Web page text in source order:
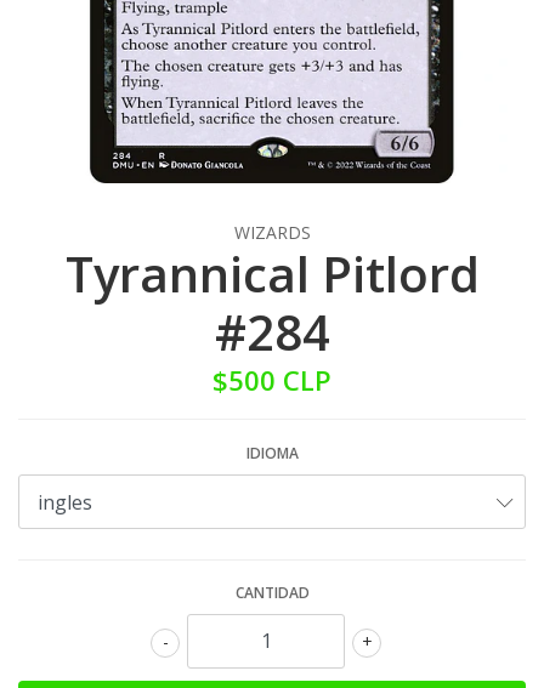
WIZARDS
Tyrannical Pitlord
#284
$500 CLP
IDIOMA
CANTIDAD
+
-